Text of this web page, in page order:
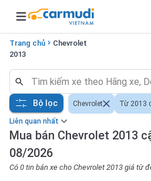
Open main menu
Trang chủ
Chevrolet
2013
Liên quan nhất
Mua bán Chevrolet 2013
08/2026
Có 0 tin bán xe cho Chevrolet 2013 giá từ
Bộ lọc Chevrolet Từ 2013